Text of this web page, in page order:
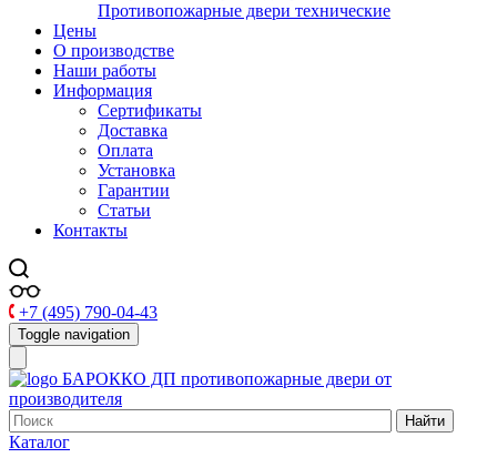
Противопожарные двери технические
Цены
О производстве
Наши работы
Информация
Сертификаты
Доставка
Оплата
Установка
Гарантии
Статьи
Контакты
+7 (495) 790-04-43
Toggle navigation
БАРОККО ДП противопожарные двери от
производителя
Найти
Каталог